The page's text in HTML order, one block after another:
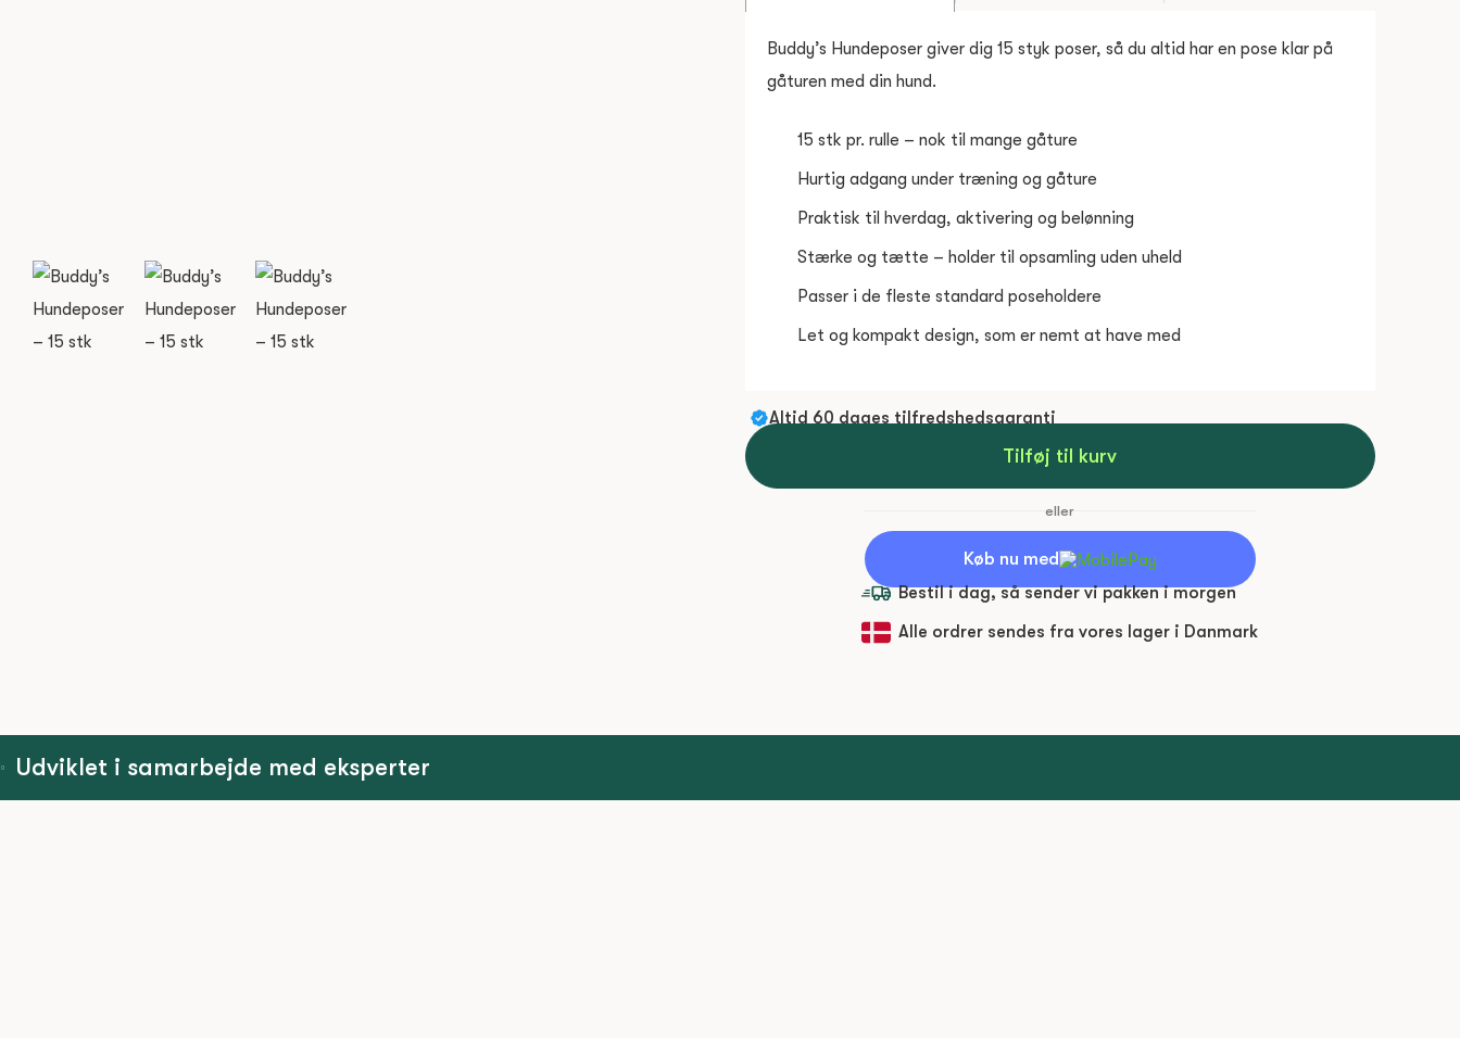
Buddy’s Hundeposer giver dig 15 styk poser, så du altid har en pose klar på
gåturen med din hund.
15 stk pr. rulle – nok til mange gåture
Hurtig adgang under træning og gåture
Praktisk til hverdag, aktivering og belønning
Stærke og tætte – holder til opsamling uden uheld
Passer i de fleste standard poseholdere
Let og kompakt design, som er nemt at have med
Altid 60 dages tilfredshedsgaranti
Tilføj til kurv
eller
Køb nu med
Bestil i dag, så sender vi pakkeni morgen
Alle ordrer sendes fra vores lager i Danmark
Udviklet i samarbejde med eksperter